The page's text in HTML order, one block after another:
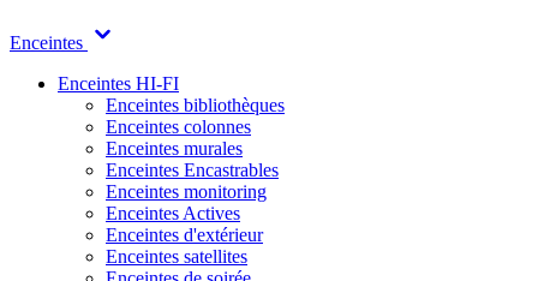
Enceintes
Enceintes HI-FI
Enceintes bibliothèques
Enceintes colonnes
Enceintes murales
Enceintes Encastrables
Enceintes monitoring
Enceintes Actives
Enceintes d'extérieur
Enceintes satellites